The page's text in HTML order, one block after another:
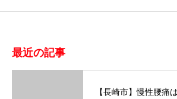
最近の記事
【長崎市】慢性腰痛